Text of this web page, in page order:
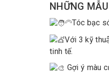
NHỮNG
Tóc bạc
Với 3 kỹ
tinh tế.
Gợi ý màu